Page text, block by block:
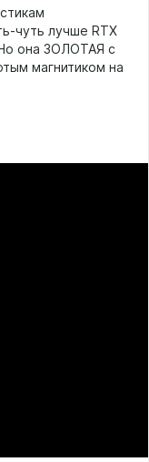
чуть лучше RTX
она ЗОЛОТАЯ с
магнитиком на